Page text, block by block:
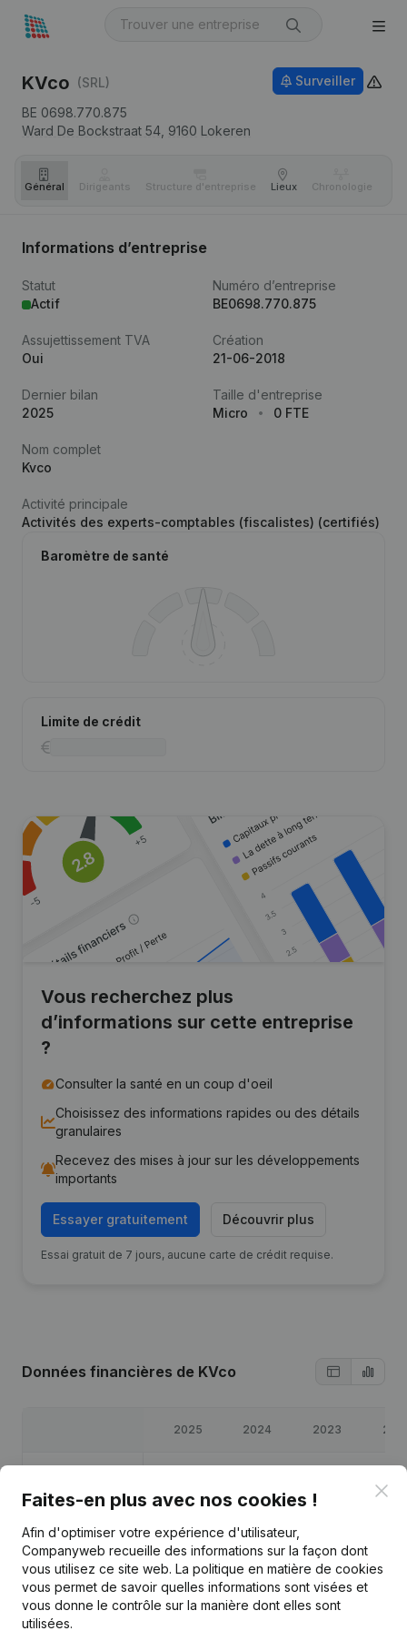
KVco (SRL)
BE 0698.770.875
Ward De Bockstraat 54, 9160 Lokeren
Surveiller
Général Dirigeants Structure d'entreprise Lieux Chronologie
Informations d’entreprise
Statut
Actif
Numéro d’entreprise
BE0698.770.875
Assujettissement TVA
Oui
Création
21-06-2018
Dernier bilan
2025
Taille d'entreprise
Micro
0 FTE
Nom complet
Kvco
Activité principale
Activités des experts-comptables (fiscalistes) (certifiés)
Baromètre de santé
Limite de crédit
Vous recherchez plus
d’informations sur cette entreprise
?
Consulter la santé en un coup d'oeil
Choisissez des informations rapides ou des détails
granulaires
Recevez des mises à jour sur les développements
importants
Essayer gratuitement Découvrir plus
Essai gratuit de 7 jours, aucune carte de crédit requise.
Données financières de KVco
2025 2024 2023
60
Marge brute € 91 177 € 79 827 €77 028 €84
Faites-en plus avec nos cookies !
Afin d'optimiser votre expérience d'utilisateur,
Companyweb recueille des informations sur la façon dont
vous utilisez ce site web. La politique en matière de cookies
vous permet de savoir quelles informations sont visées et
vous donne le contrôle sur la manière dont elles sont
utilisées.